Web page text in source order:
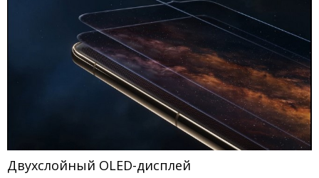
Двухслойный OLED-дисплей